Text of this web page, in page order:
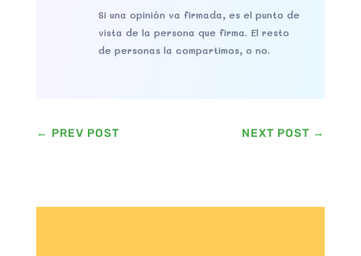
Si una opinión va firmada, es el punto de
vista de la persona que firma. El resto
de personas la compartimos, o no.
← PREV POST NEXT POST →